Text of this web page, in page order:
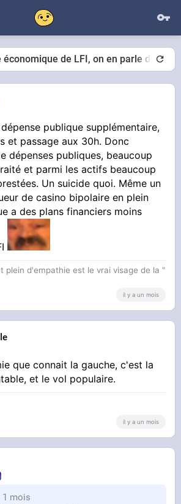
de LFI, on en parle de ce
publique supplémentaire,
et passage aux 30h. Donc
dépenses publiques, beaucoup
et parmi les actifs beaucoup
Un suicide quoi. Même un
de casino bipolaire en plein
a des plans financiers moins
plein d'empathie est le vrai visage de la "
il y a un mois
que connait la gauche, c'est la
et le vol populaire.
il y a un mois
1 mois